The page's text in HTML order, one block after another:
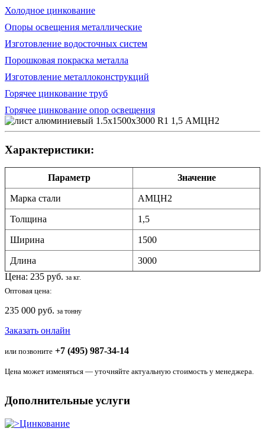
Холодное цинкование
Опоры освещения металлические
Изготовление водосточных систем
Порошковая покраска металла
Изготовление металлоконструкций
Горячее цинкование труб
Горячее цинкование опор освещения
Характеристики:
Параметр Значение
Марка стали АМЦН2
Толщина 1,5
Ширина 1500
Длина
3000
Цена: 235 руб. за кг.
Оптовая цена:
235 000 руб. за тонну
Заказать онлайн
или позвоните +7 (495) 987-34-14
Цена может изменяться — уточняйте актуальную стоимость у менеджера.
Дополнительные услуги